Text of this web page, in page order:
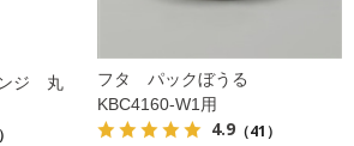
ジ 丸
フタ パックぼうる
KBC4160-W1用
4.9 （41）